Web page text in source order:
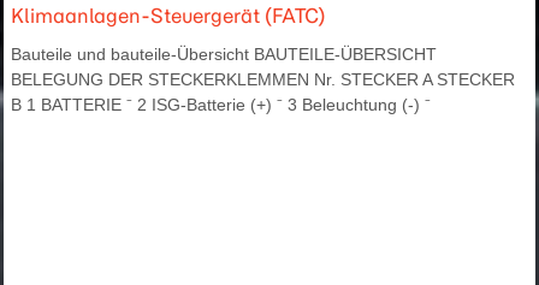
Klimaanlagen-Steuergerät (FATC)
Bauteile und bauteile-Übersicht BAUTEILE-ÜBERSICHT
BELEGUNG DER STECKERKLEMMEN Nr. STECKER A STECKER
B 1 BATTERIE ⁻ 2 ISG-Batterie (+) ⁻ 3 Beleuchtung (-) ⁻